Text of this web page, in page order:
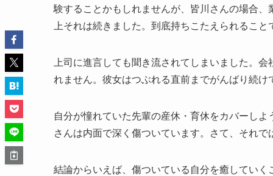
験することかもしれませんが、皆川さんの場合
上それは続きました。到底持ちこたえられること
上司に進言しても聞き流されてしまいました。
れません。彼女はつぶれる直前までがんばり続け
自分が憧れていた先輩の産休・育休をカバーし
さんは内面で深く傷ついています。さて、それで
結論からいえば、傷ついている自分を癒してい